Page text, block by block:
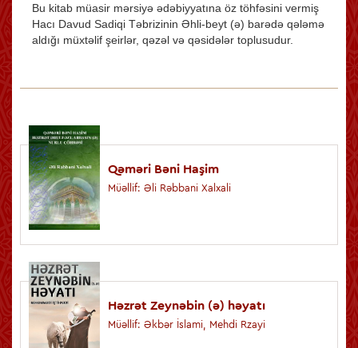
Bu kitab müasir mərsiyə ədəbiyyatına öz töhfəsini vermiş
Hacı Davud Sadiqi Təbrizinin Əhli-beyt (ə) barədə qələmə
aldığı müxtəlif şeirlər, qəzəl və qəsidələr toplusudur.
Qəməri Bəni Haşim
Müəllif: Əli Rəbbani Xalxali
Həzrət Zeynəbin (ə) həyatı
Müəllif: Əkbər İslami, Mehdi Rzayi